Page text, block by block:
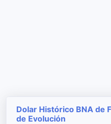
Dolar Histórico BNA de
de Evolución